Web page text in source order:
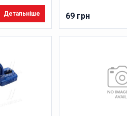
Детальніше 69 грн